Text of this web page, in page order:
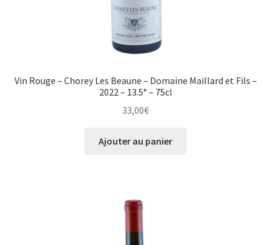
Vin Rouge – Chorey Les Beaune – Domaine Maillard et Fils –
2022 – 13.5° – 75cl
33,00€
Ajouter au panier